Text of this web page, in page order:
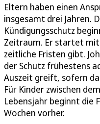
Eltern haben einen
insgesamt drei Jahren.
Kündigungsschutz
Zeitraum. Er startet
zeitliche Fristen gibt.
der Schutz frühestens
Auszeit greift, sofern
Für Kinder zwischen
Lebensjahr beginnt die
Wochen vorher.